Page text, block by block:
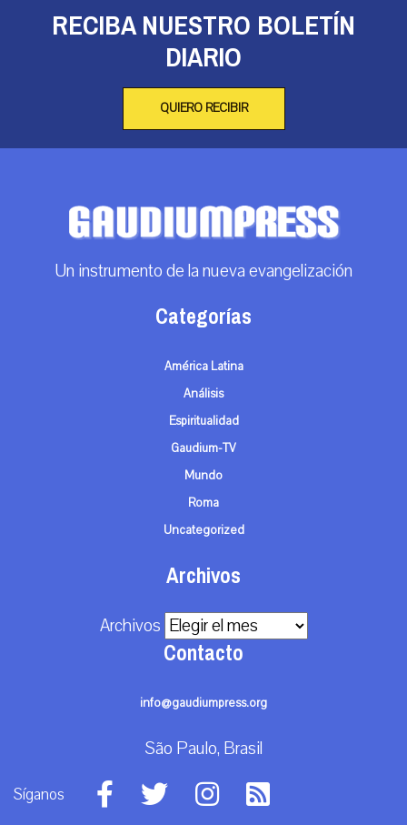
RECIBA NUESTRO BOLETÍN
DIARIO
QUIERO RECIBIR
Un instrumento de la nueva evangelización
Categorías
América Latina
Análisis
Espiritualidad
Gaudium-TV
Mundo
Roma
Uncategorized
Archivos
Archivos
Contacto
info@gaudiumpress.org
São Paulo, Brasil
Síganos